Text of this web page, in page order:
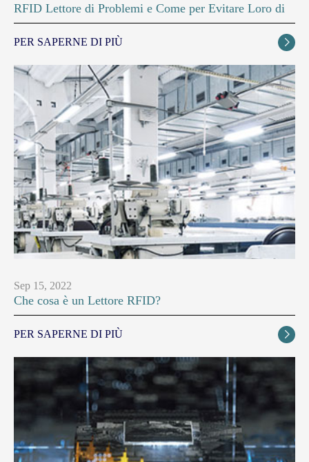
RFID Lettore di Problemi e Come per Evitare Loro di
PER SAPERNE DI PIÙ 
Sep 15, 2022
Che cosa è un Lettore RFID?
PER SAPERNE DI PIÙ 